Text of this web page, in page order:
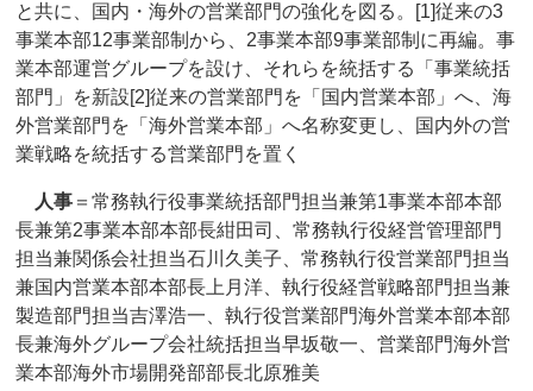
と共に、国内・海外の営業部門の強化を図る。[1]従来の3
事業本部12事業部制から、2事業本部9事業部制に再編。事
業本部運営グループを設け、それらを統括する「事業統括
部門」を新設[2]従来の営業部門を「国内営業本部」へ、海
外営業部門を「海外営業本部」へ名称変更し、国内外の営
業戦略を統括する営業部門を置く
人事 ＝常務執行役事業統括部門担当兼第1事業本部本部
長兼第2事業本部本部長紺田司、常務執行役経営管理部門
担当兼関係会社担当石川久美子、常務執行役営業部門担当
兼国内営業本部本部長上月洋、執行役経営戦略部門担当兼
製造部門担当吉澤浩一、執行役営業部門海外営業本部本部
長兼海外グループ会社統括担当早坂敬一、営業部門海外営
業本部海外市場開発部部長北原雅美